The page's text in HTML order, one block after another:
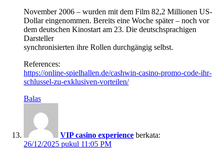
November 2006 – wurden mit dem Film 82,2 Millionen US-
Dollar eingenommen. Bereits eine Woche später – noch vor
dem deutschen Kinostart am 23. Die deutschsprachigen
Darsteller
synchronisierten ihre Rollen durchgängig selbst.
References:
https://online-spielhallen.de/cashwin-casino-promo-code-ihr-
schlussel-zu-exklusiven-vorteilen/
Balas
VIP casino experience berkata:
26/12/2025 pukul 11:05 PM